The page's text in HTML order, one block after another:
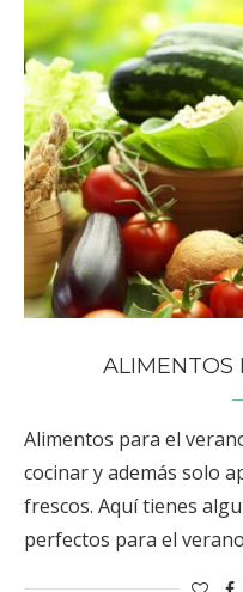
ALIMENTOS
Alimentos para el
cocinar y además solo
frescos. Aquí tienes
perfectos para el